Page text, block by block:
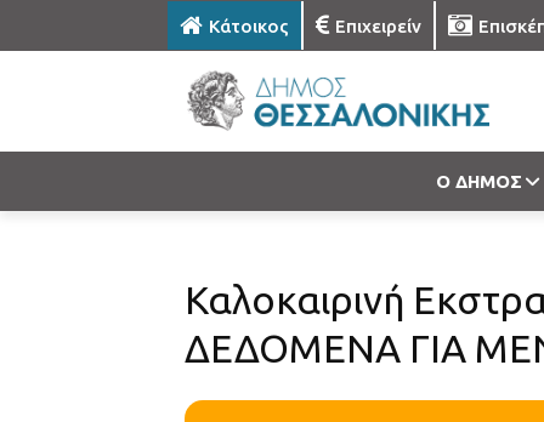
Κάτοικος Επιχειρείν
Ο ΔΗΜΟΣ
Καλοκαιρινή
ΔΕΔΟΜΕΝΑ ΓΙΑ